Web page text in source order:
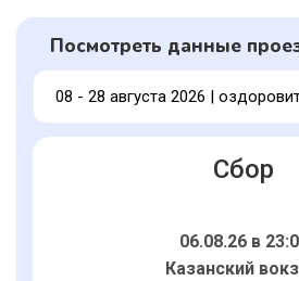
Посмотреть данные
Сбор
06.08.26 в
Казанский